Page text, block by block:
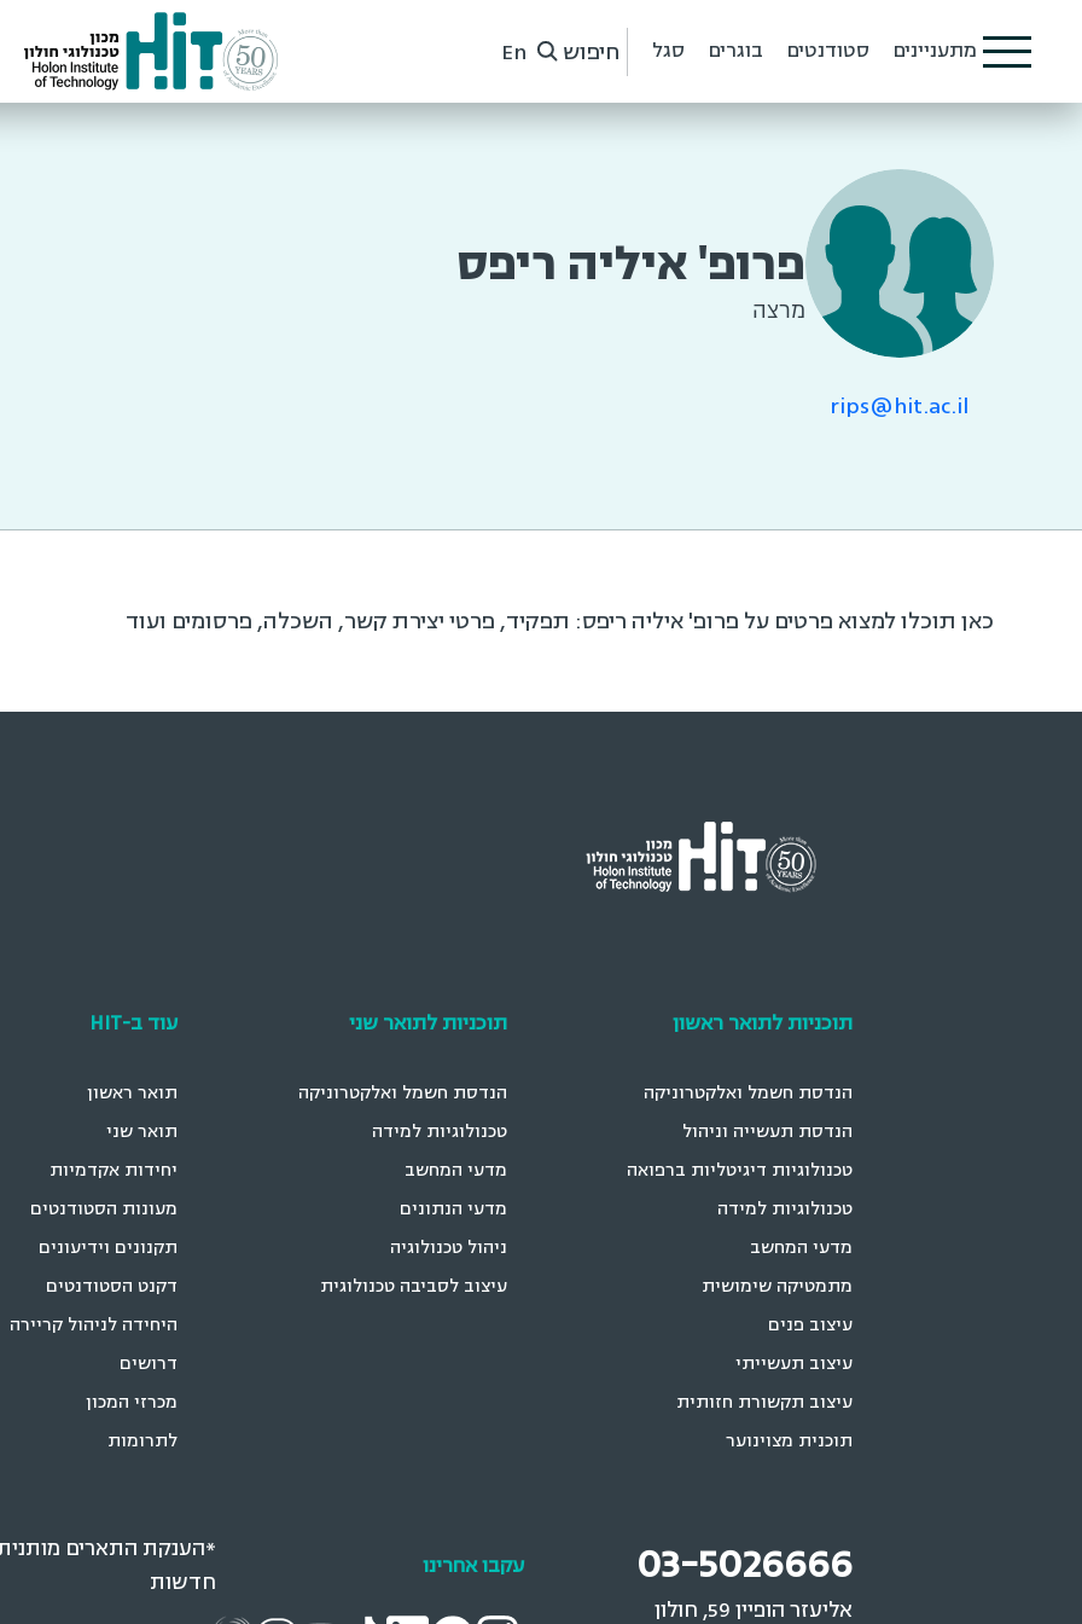
מתעניינים סטודנטים בוגרים סגל חיפוש En
rips@hit.ac.il
פרופ' איליה ריפס
מרצה
כאן תוכלו למצוא פרטים על פרופ' איליה ריפס: תפקיד, פרטי יצירת קשר, השכלה, פרסומים ועוד
תוכניות לתואר ראשון
הנדסת חשמל ואלקטרוניקה
הנדסת תעשייה וניהול
טכנולוגיות דיגיטליות ברפואה
טכנולוגיות למידה
מדעי המחשב
מתמטיקה שימושית
עיצוב פנים
עיצוב תעשייתי
עיצוב תקשורת חזותית
תוכנית מצוינוער
תוכניות לתואר שני
הנדסת חשמל ואלקטרוניקה
טכנולוגיות למידה
מדעי המחשב
מדעי הנתונים
ניהול טכנולוגיה
עיצוב לסביבה טכנולוגית
עוד ב-HIT
תואר ראשון
תואר שני
יחידות אקדמיות
מעונות הסטודנטים
תקנונים וידיעונים
דקנט הסטודנטים
היחידה לניהול קריירה
דרושים
מכרזי המכון
לתרומות
03-5026666
אליעזר הופיין 59, חולון
עקבו אחרינו
*הענקת התארים
חדשות